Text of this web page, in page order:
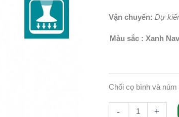
Vận chuyển: Dự
Màu sắc : Xanh
Chổi cọ bình và
- +